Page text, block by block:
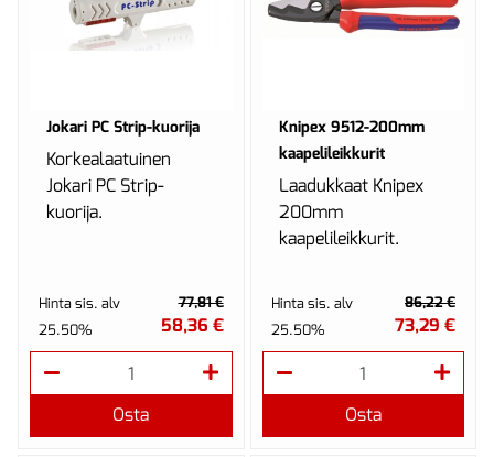
Jokari PC Strip-kuorija
Korkealaatuinen
Jokari PC Strip-
kuorija.
Hinta sis. alv
25.50%
77,81 €
58,36 €
Osta
Knipex 9512-200mm
kaapelileikkurit
Laadukkaat Knipex
200mm
kaapelileikkurit.
Hinta sis. alv
25.50%
86,22 €
73,29 €
Osta